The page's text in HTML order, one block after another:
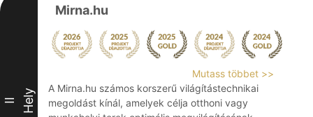
II Hely
Mirna.hu
Mutass többet >>
A Mirna.hu számos korszerű világítástechnikai
megoldást kínál, amelyek célja otthoni vagy